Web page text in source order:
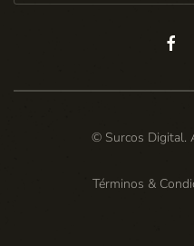
© Surcos Digital.
Términos &